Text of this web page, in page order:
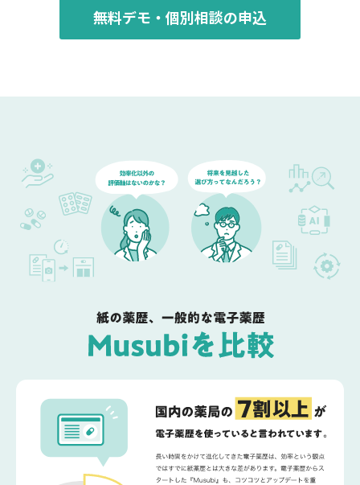
無料デモ・個別相談の申込